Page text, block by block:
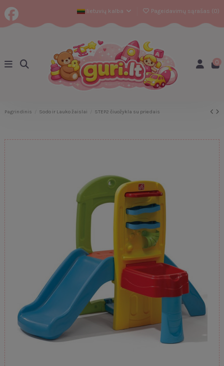
lietuvių kalba Pageidavimų sąrašas (0)
0
Pagrindinis Sodo ir Lauko žaislai STEP2 čiuožykla su priedais